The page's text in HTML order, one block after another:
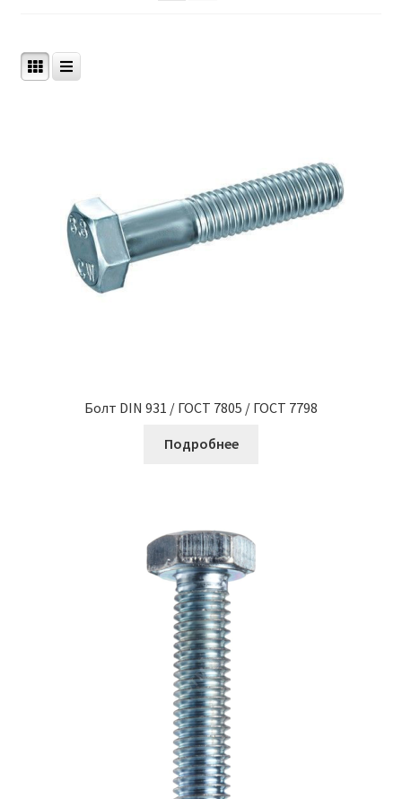
Болт DIN 931 / ГОСТ 7805 / ГОСТ 7798
Подробнее